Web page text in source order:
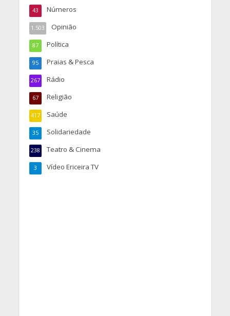
Números
43
Opinião
1.503
Política
87
Praias & Pesca
95
Rádio
267
Religião
67
Saúde
417
Solidariedade
35
Teatro & Cinema
238
Vídeo Ericeira TV
3